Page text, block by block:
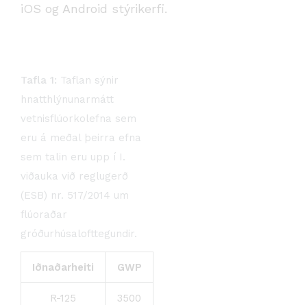
iOS og Android stýrikerfi.
Tafla 1: Taflan sýnir
hnatthlýnunarmátt
vetnisflúorkolefna sem
eru á meðal þeirra efna
sem talin eru upp í I.
viðauka við reglugerð
(ESB) nr. 517/2014 um
flúoraðar
gróðurhúsalofttegundir.
Iðnaðarheiti GWP
R-125 3500